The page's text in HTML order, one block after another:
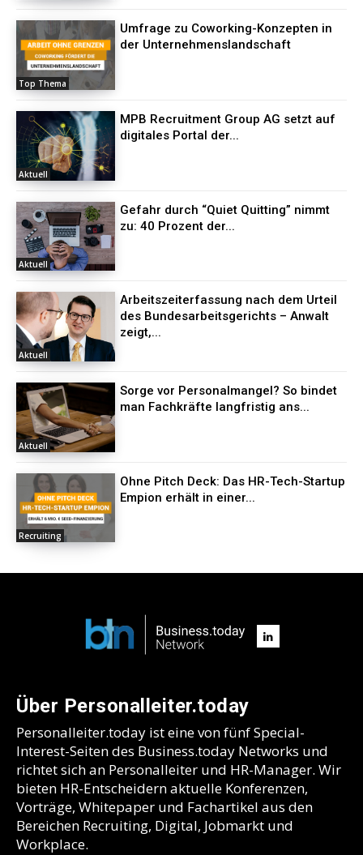
Top Thema
Umfrage zu Coworking-Konzepten in
der Unternehmenslandschaft
Aktuell
MPB Recruitment Group AG setzt auf
digitales Portal der...
Aktuell
Gefahr durch “Quiet Quitting” nimmt
zu: 40 Prozent der...
Aktuell
Arbeitszeiterfassung nach dem Urteil
des Bundesarbeitsgerichts – Anwalt
zeigt,...
Aktuell
Sorge vor Personalmangel? So bindet
man Fachkräfte langfristig ans...
Recruiting
Ohne Pitch Deck: Das HR-Tech-Startup
Empion erhält in einer...
Über Personalleiter.today
Personalleiter.today ist eine von fünf Special-
Interest-Seiten des Business.today Networks und
richtet sich an Personalleiter und HR-Manager. Wir
bieten HR-Entscheidern aktuelle Konferenzen,
Vorträge, Whitepaper und Fachartikel aus den
Bereichen Recruiting, Digital, Jobmarkt und
Workplace.